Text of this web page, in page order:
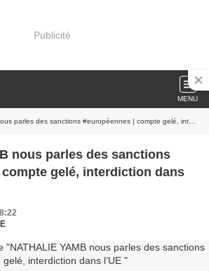
Publicité
MENU
des sanctions #européennes | compte gelé, interdiction dans l’UE
nous parles des sanctions
gelé, interdiction dans